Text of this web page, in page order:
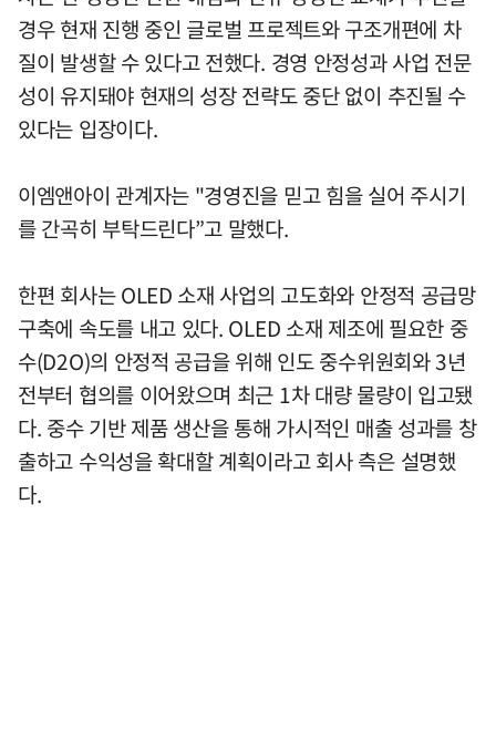
경우 현재 진행 중인 글로벌 프로젝트와 구조개편에 차
질이 발생할 수 있다고 전했다. 경영 안정성과 사업 전문
성이 유지돼야 현재의 성장 전략도 중단 없이 추진될 수
있다는 입장이다.
이엠앤아이 관계자는 "경영진을 믿고 힘을 실어 주시기
를 간곡히 부탁드린다”고 말했다.
한편 회사는 OLED 소재 사업의 고도화와 안정적 공급망
구축에 속도를 내고 있다. OLED 소재 제조에 필요한 중
수(D2O)의 안정적 공급을 위해 인도 중수위원회와 3년
전부터 협의를 이어왔으며 최근 1차 대량 물량이 입고됐
다. 중수 기반 제품 생산을 통해 가시적인 매출 성과를 창
출하고 수익성을 확대할 계획이라고 회사 측은 설명했
다.